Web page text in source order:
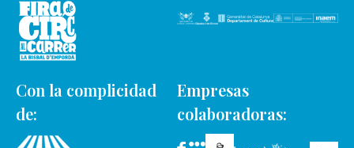
Con la complicidad
de:
Empresas
colaboradoras: